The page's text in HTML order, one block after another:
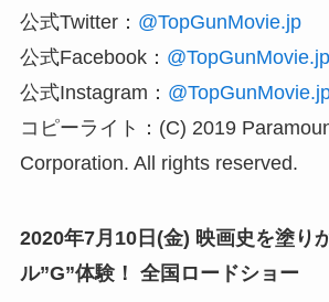
公式Twitter： @TopGunMovie.jp
公式Facebook： @TopGunMovie.jp
公式Instagram：
コピーライト：(C) 2019
Corporation. All rights reserved.
2020年7月10日(金) 映画史を塗り
ル”G”体験！ 全国ロードショー